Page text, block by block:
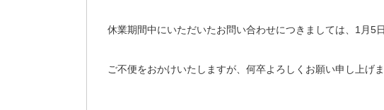
休業期間中にいただいたお問い合わせにつきましては、1月5
ご不便をおかけいたしますが、何卒よろしくお願い申し上げま